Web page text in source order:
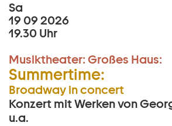
Sa
19 09 2026
19.30 Uhr
Musiktheater: Großes Haus:
Summertime:
Broadway in concert
Konzert mit Werken von
u.a.